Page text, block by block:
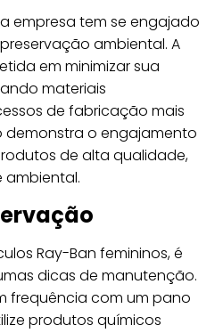
empresa tem se engajado
ambiental. A
em minimizar sua
materiais
de fabricação mais
demonstra o engajamento
de alta qualidade,
ambiental.
Ray-Ban femininos, é
dicas de manutenção.
frequência com um pano
produtos químicos